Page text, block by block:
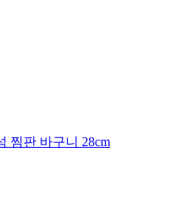
찜판 바구니 28cm